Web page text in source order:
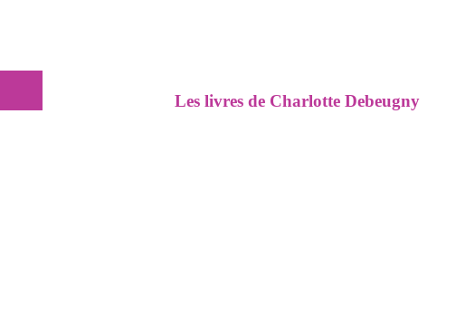
Les livres de Charlotte Debeugny